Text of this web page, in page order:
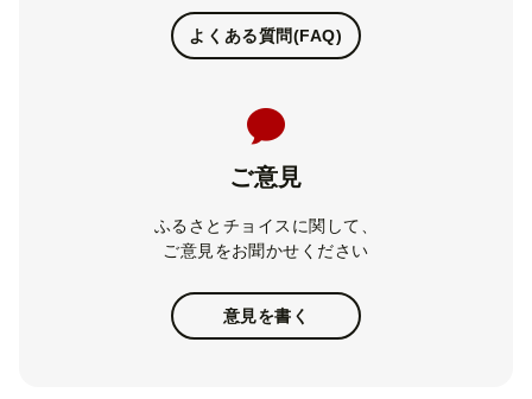
よくある質問(FAQ)
ご意見
ふるさとチョイスに関して、
ご意見をお聞かせください
意見を書く